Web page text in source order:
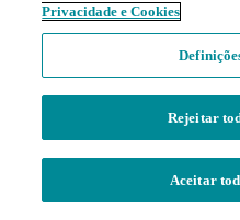
Privacidade e Cookies
Rejeitar
Aceitar